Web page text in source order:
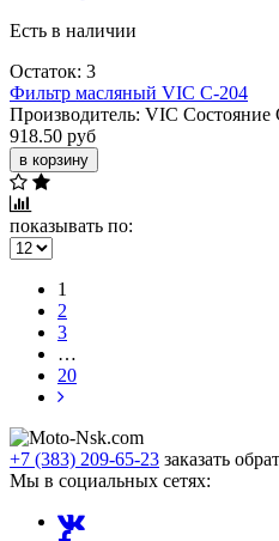
Есть в наличии
Остаток: 3
Фильтр масляный VIC C-204
Производитель: VIC Состояние
918.50 руб
в корзину
показывать по:
1
2
3
…
20
+7 (383) 209-65-23 заказать
Мы в социальных сетях: